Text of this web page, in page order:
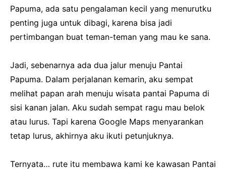
Papuma, ada satu pengalaman kecil yang menurutku
penting juga untuk dibagi, karena bisa jadi
pertimbangan buat teman-teman yang mau ke sana.
Jadi, sebenarnya ada dua jalur menuju Pantai
Papuma. Dalam perjalanan kemarin, aku sempat
melihat papan arah menuju wisata pantai Papuma di
sisi kanan jalan. Aku sudah sempat ragu mau belok
atau lurus. Tapi karena Google Maps menyarankan
tetap lurus, akhirnya aku ikuti petunjuknya.
Ternyata… rute itu membawa kami ke kawasan Pantai